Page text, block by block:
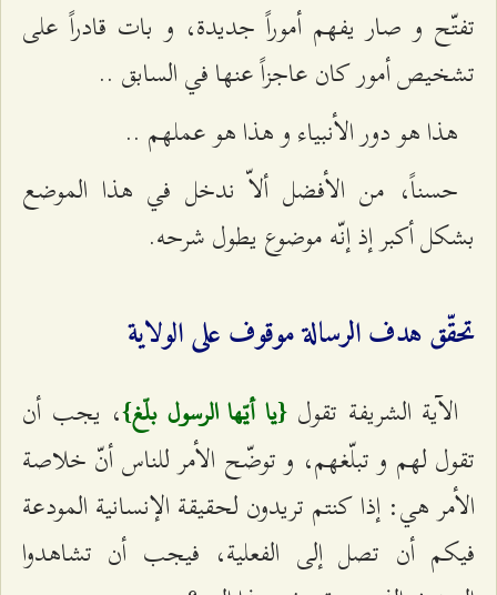
تفتّح و صار يفهم أموراً جديدة، و بات قادراً على
تشخيص أمور كان عاجزاً عنها في السابق ..
هذا هو دور الأنبياء و هذا هو عملهم ..
حسناً، من الأفضل ألاّ ندخل في هذا الموضع
بشكل أكبر إذ إنّه موضوع يطول شرحه.
تحقّق هدف الرسالة موقوف على الولاية
الآية الشريفة تقول{يا أيّها الرسول بلّغ}، يجب أن
تقول لهم و تبلّغهم، و توضّح الأمر للناس أنّ خلاصة
الأمر هي: إذا كنتم تريدون لحقيقة الإنسانية المودعة
فيكم أن تصل إلى الفعلية، فيجب أن تشاهدوا